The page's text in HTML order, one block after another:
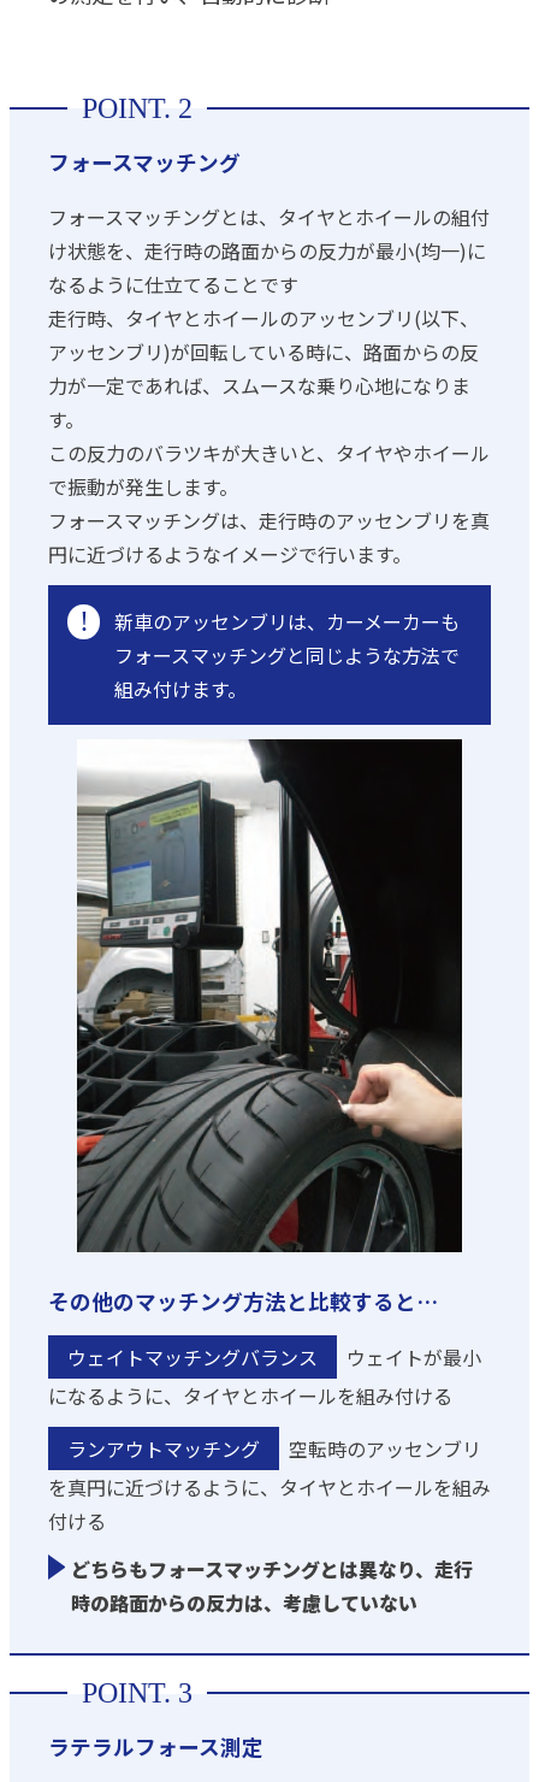
フォースマッチング
フォースマッチングとは、タイヤとホイールの組付
け状態を、走行時の路面からの反力が最小(均一)に
なるように仕立てることです
走行時、タイヤとホイールのアッセンブリ(以下、
アッセンブリ)が回転している時に、路面からの反
力が一定であれば、スムースな乗り心地になりま
す。
この反力のバラツキが大きいと、タイヤやホイール
で振動が発生します。
フォースマッチングは、走行時のアッセンブリを真
円に近づけるようなイメージで行います。
!
新車のアッセンブリは、カーメーカーも
フォースマッチングと同じような方法で
組み付けます。
その他のマッチング方法と比較すると…
ウェイトマッチングバランス
ウェイトが最小
になるように、タイヤとホイールを組み付ける
ランアウトマッチング
空転時のアッセンブリ
を真円に近づけるように、タイヤとホイールを組み
付ける
どちらもフォースマッチングとは異なり、走行
時の路面からの反力は、考慮していない
ラテラルフォース測定